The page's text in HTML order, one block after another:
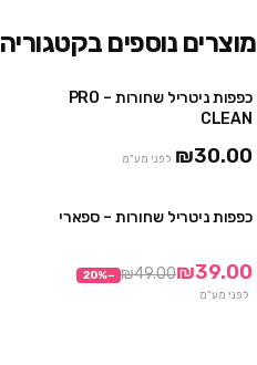
מוצרים נוספים בקטגוריה
כפפות ניטריל שחורות – PRO
CLEAN
₪30.00 לפני מע"מ
כפפות ניטריל שחורות – ספארי
₪39.00
₪49.00
−
20%
לפני מע"מ